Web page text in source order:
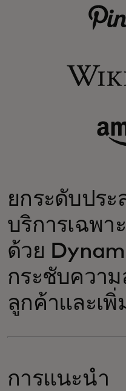
ยกระดับปร
บริการเฉพ
ด้วย
กระชับควา
ลูกค้าและเ
การแนะนำ